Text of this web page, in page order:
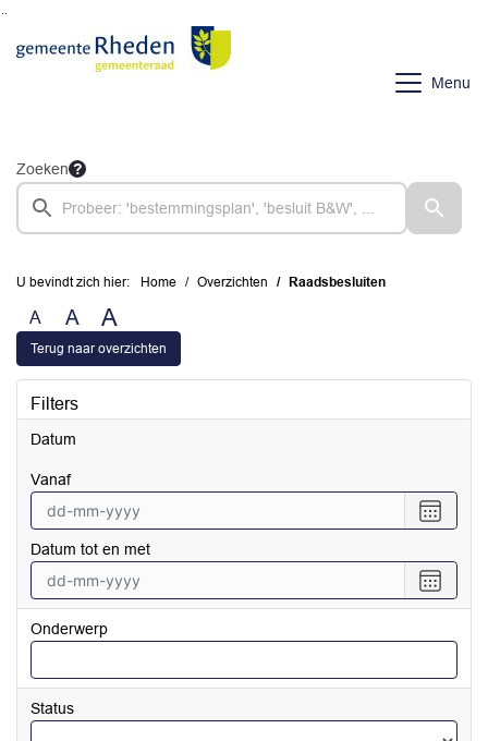
Ga naar de inhoud van deze pagina
Menu
Zoeken
U bevindt zich hier: Home Overzichten Raadsbesluiten
A A A
Terug naar overzichten
Filters
Datum
vanaf
een
vanaf
Datum tot en met
een
tot
met
Onderwerp
Status